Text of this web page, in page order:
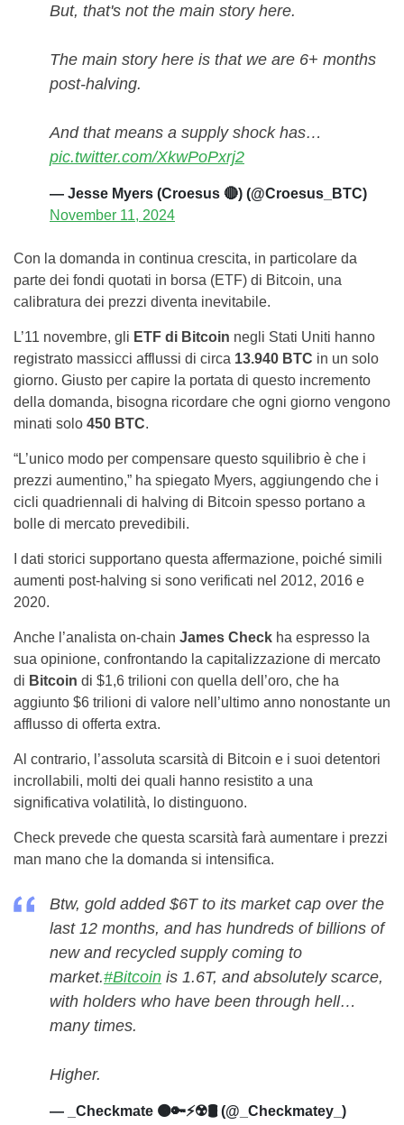
But, that's not the main story here.
The main story here is that we are 6+ months
post-halving.
And that means a supply shock has…
pic.twitter.com/XkwPoPxrj2
— Jesse Myers (Croesus 🔴) (@Croesus_BTC)
November 11, 2024
Con la domanda in continua crescita, in particolare da
parte dei fondi quotati in borsa (ETF) di Bitcoin, una
calibratura dei prezzi diventa inevitabile.
L’11 novembre, gli ETF di Bitcoin negli Stati Uniti hanno
registrato massicci afflussi di circa 13.940 BTC in un solo
giorno. Giusto per capire la portata di questo incremento
della domanda, bisogna ricordare che ogni giorno vengono
minati solo 450 BTC.
“L’unico modo per compensare questo squilibrio è che i
prezzi aumentino,” ha spiegato Myers, aggiungendo che i
cicli quadriennali di halving di Bitcoin spesso portano a
bolle di mercato prevedibili.
I dati storici supportano questa affermazione, poiché simili
aumenti post-halving si sono verificati nel 2012, 2016 e
2020.
Anche l’analista on-chain James Check ha espresso la
sua opinione, confrontando la capitalizzazione di mercato
di Bitcoin di $1,6 trilioni con quella dell’oro, che ha
aggiunto $6 trilioni di valore nell’ultimo anno nonostante un
afflusso di offerta extra.
Al contrario, l’assoluta scarsità di Bitcoin e i suoi detentori
incrollabili, molti dei quali hanno resistito a una
significativa volatilità, lo distinguono.
Check prevede che questa scarsità farà aumentare i prezzi
man mano che la domanda si intensifica.
Btw, gold added $6T to its market cap over the
last 12 months, and has hundreds of billions of
new and recycled supply coming to
market.#Bitcoin is 1.6T, and absolutely scarce,
with holders who have been through hell…
many times.
Higher.
— _Checkmate 🟠🔑⚡☢️🛢️ (@_Checkmatey_)